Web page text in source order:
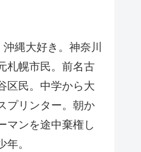
縄大好き。神奈川
札幌市民。前名古
区民。中学から大
プリンター。朝か
マンを途中棄権し
。